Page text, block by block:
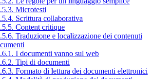
Microtesti
Scrittura collaborativa
Content critique
Traduzione e localizzazione dei contenuti
I documenti vanno sul web
Tipi di documenti
Formato di lettura dei documenti elettronici